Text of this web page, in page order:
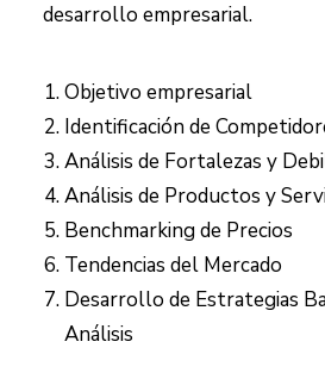
desarrollo empresarial.
Objetivo empresarial
Identificación de
Análisis de Fortalezas y
Análisis de Productos y
Benchmarking de Precios
Tendencias del Mercado
Desarrollo de Estrategias
Análisis